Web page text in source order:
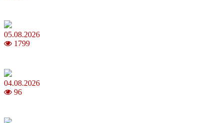
05.08.2026
1799
04.08.2026
96